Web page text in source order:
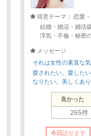
得意テーマ： 恋愛
結婚・婚活・婚活
浮気・不倫・秘密
メッセージ
それは女性の素直な
愛されたい。愛した
なりたい。美しくあ
良かった
265件
今日話せます